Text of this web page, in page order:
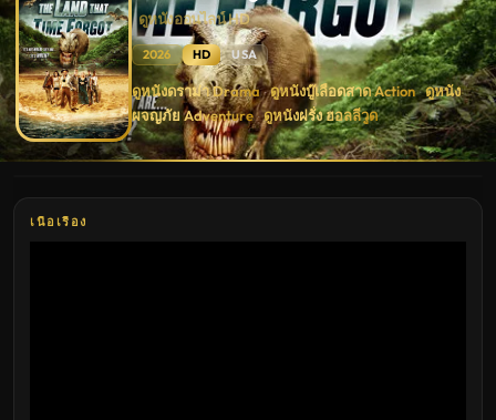
ดูหนังออนไลน์ HD
2026 HD USA
The
Land
That
Time
Forget
(2009)
ภัย
ดูหนังดราม่า Drama · ดูหนังบู๊เลือดสาด Action · ดูหนัง
ผจญภัย Adventure · ดูหนังฝรั่ง ฮอลลีวูด
เนื้อเรื่อง